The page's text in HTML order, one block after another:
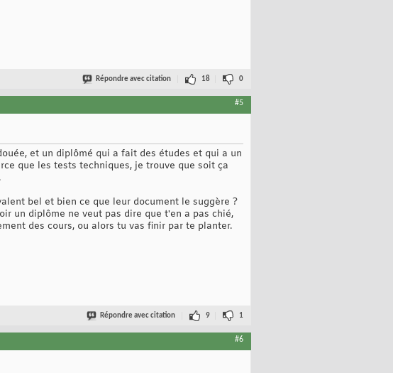
Répondre avec citation 18 0
#5
et un diplômé qui a fait des études et qui a un
que les tests techniques, je trouve que soit ça
bel et bien ce que leur document le suggère ?
un diplôme ne veut pas dire que t'en a pas chié,
des cours, ou alors tu vas finir par te planter.
Répondre avec citation 9 1
#6